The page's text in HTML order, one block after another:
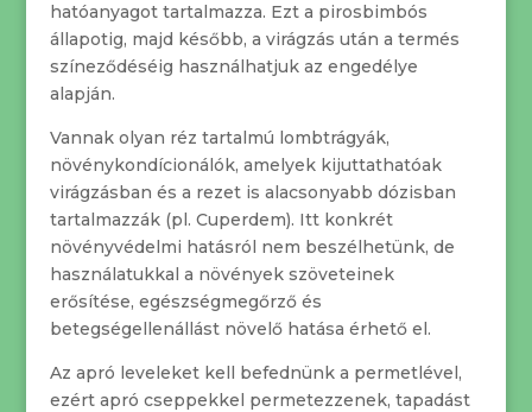
hatóanyagot tartalmazza. Ezt a pirosbimbós
állapotig, majd később, a virágzás után a termés
színeződéséig használhatjuk az engedélye
alapján.
Vannak olyan réz tartalmú lombtrágyák,
növénykondícionálók, amelyek kijuttathatóak
virágzásban és a rezet is alacsonyabb dózisban
tartalmazzák (pl. Cuperdem). Itt konkrét
növényvédelmi hatásról nem beszélhetünk, de
használatukkal a növények szöveteinek
erősítése, egészségmegőrző és
betegségellenállást növelő hatása érhető el.
Az apró leveleket kell befednünk a permetlével,
ezért apró cseppekkel permetezzenek, tapadást